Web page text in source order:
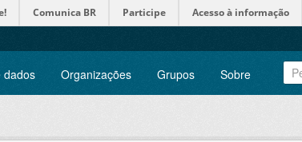
Comunica BR Participe Acesso à informação
dados Organizações Grupos Sobre